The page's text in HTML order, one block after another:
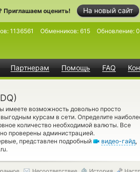
На новый сайт
Приглашаем оценить!
Партнерам Помощь FAQ
1136561 Обменников: 615 Обновление:
имеете возможность довольно просто
курсам в сети. Определите
количество необходимой валюты. Все
проверены администрацией.
представлен подробный
видео-гайд,